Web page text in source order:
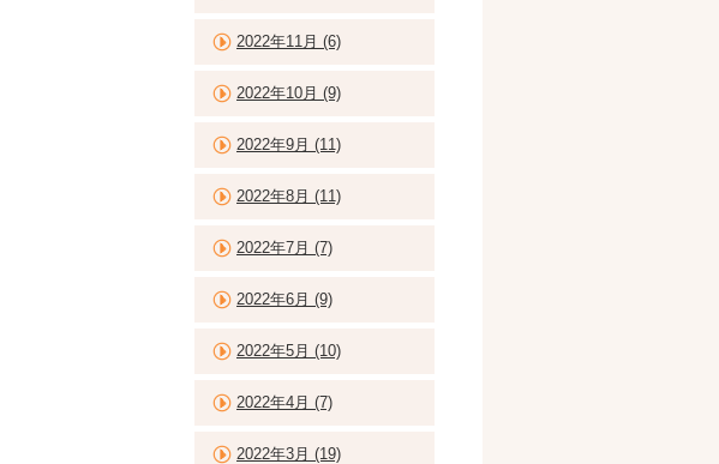
2022年11月 (6)
2022年10月 (9)
2022年9月 (11)
2022年8月 (11)
2022年7月 (7)
2022年6月 (9)
2022年5月 (10)
2022年4月 (7)
2022年3月 (19)